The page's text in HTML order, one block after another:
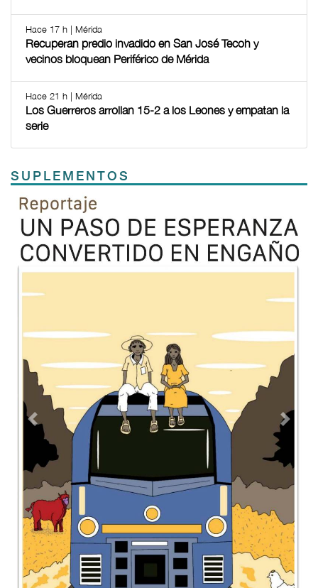
Hace 17 h | Mérida
Recuperan predio invadido en San José Tecoh y
vecinos bloquean Periférico de Mérida
Hace 21 h | Mérida
Los Guerreros arrollan 15-2 a los Leones y empatan la
serie
SUPLEMENTOS
Previous
TODOS LOS SUPLEMENTOS
Contacto Directorio Aviso de privacidad
Copyright ©2026 Todos los derechos reservados | La Jornada
Maya